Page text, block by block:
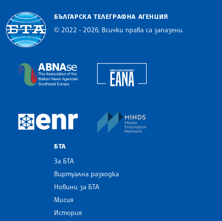
БЪЛГАРСКА ТЕЛЕГРАФНА АГЕНЦИЯ
© 2022 - 2026, Всички права са запазени.
The Assocoation of the Balkan News Agencies
European Newsroom
БТА
За БТА
Виртуална разходка
Новини за БТА
Мисия
История